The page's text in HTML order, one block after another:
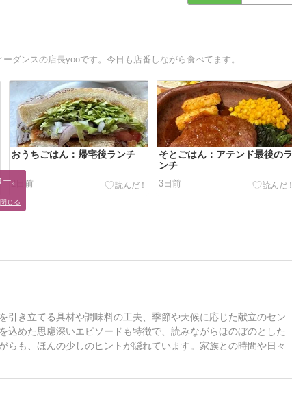
ダンスの店長yooです。今日も店番しながら食べてます。
おうちごはん：帰宅後ランチ
2日前
そとごはん：アテンド最後のラ
ンチ
3日前
き立てる具材や調味料の工夫、季節や天候に応じた献立のセン
めた思慮深いエピソードも特徴で、読みながらほのぼのとした
も、ほんの少しのヒントが隠れています。家族との時間や日々
。
閉じる